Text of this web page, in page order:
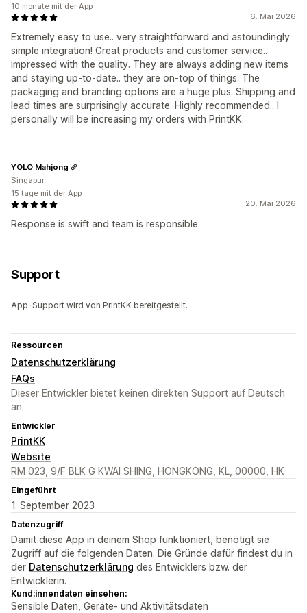
6. Mai 2026
Extremely easy to use.. very straightforward and astoundingly
simple integration! Great products and customer service..
impressed with the quality. They are always adding new items
and staying up-to-date.. they are on-top of things. The
packaging and branding options are a huge plus. Shipping and
lead times are surprisingly accurate. Highly recommended.. I
personally will be increasing my orders with PrintKK.
10 monate mit der App
20. Mai 2026
Response is swift and team is responsible
YOLO Mahjong
Singapur
15 tage mit der App
Support
App-Support wird von PrintKK bereitgestellt.
Ressourcen
Datenschutzerklärung
FAQs
Dieser Entwickler bietet keinen direkten Support auf Deutsch
an.
Entwickler
PrintKK
Website
RM 023, 9/F BLK G KWAI SHING, HONGKONG, KL, 00000, HK
Eingeführt
1. September 2023
Datenzugriff
Damit diese App in deinem Shop funktioniert, benötigt sie
Zugriff auf die folgenden Daten. Die Gründe dafür findest du in
der Datenschutzerklärung des Entwicklers bzw. der
Entwicklerin.
Kund:innendaten einsehen:
Sensible Daten, Geräte- und Aktivitätsdaten